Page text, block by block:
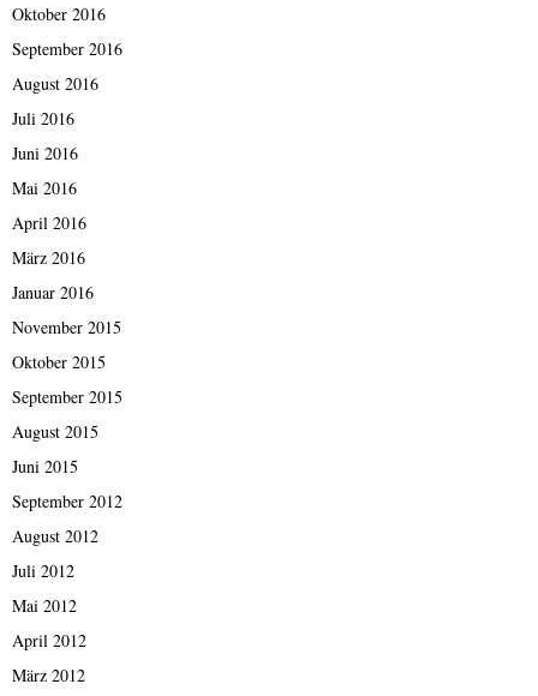
Oktober 2016
September 2016
August 2016
Juli 2016
Juni 2016
Mai 2016
April 2016
März 2016
Januar 2016
November 2015
Oktober 2015
September 2015
August 2015
Juni 2015
September 2012
August 2012
Juli 2012
Mai 2012
April 2012
März 2012